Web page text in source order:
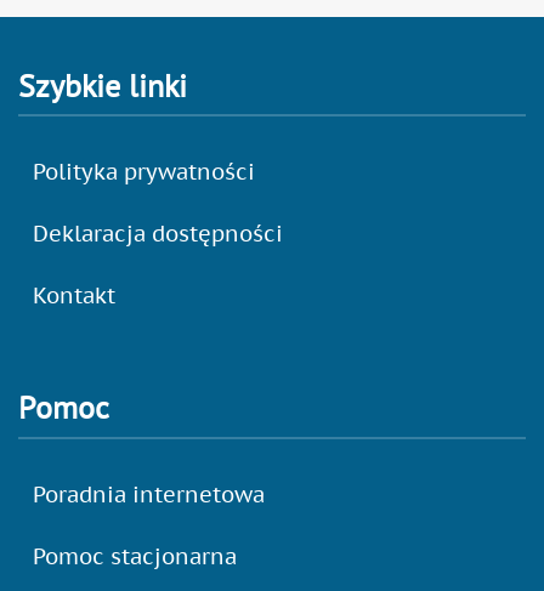
Szybkie linki
Polityka prywatności
Deklaracja dostępności
Kontakt
Pomoc
Poradnia internetowa
Pomoc stacjonarna